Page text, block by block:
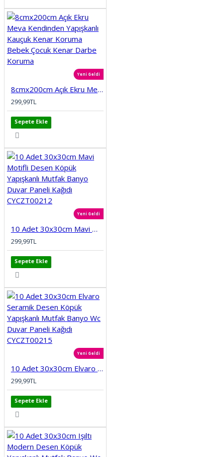
Yeni Geldi
8cmx200cm Açık Ekru Meva Kendinden Yapışkanlı Kauçuk Kenar Koruma Bebek Çocuk Kenar Darbe Koruma
299,99TL
Sepete Ekle
Yeni Geldi
10 Adet 30x30cm Mavi Motifli Desen Köpük Yapışkanlı Mutfak Banyo Duvar Paneli Kağıdı CYCZT00212
299,99TL
Sepete Ekle
Yeni Geldi
10 Adet 30x30cm Elvaro Seramik Desen Köpük Yapışkanlı Mutfak Banyo Wc Duvar Paneli Kağıdı CYCZT00215
299,99TL
Sepete Ekle